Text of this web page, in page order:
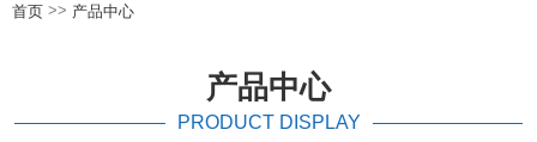
首页 >> 产品中心
产品中心
PRODUCT DISPLAY